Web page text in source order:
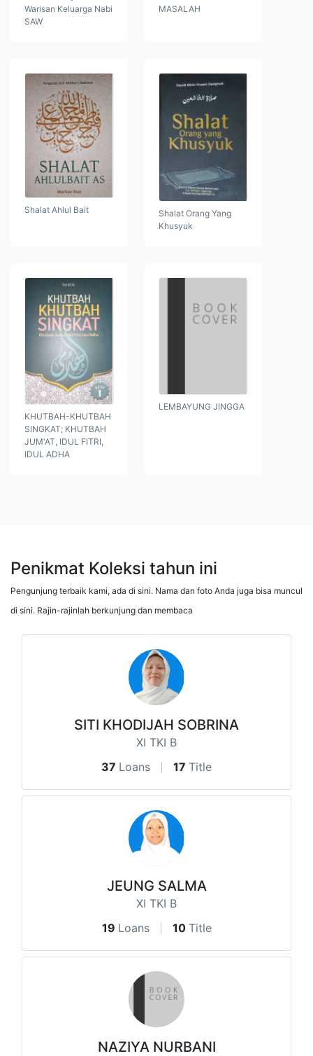
Warisan Keluarga Nabi
SAW
MASALAH
Shalat Ahlul Bait
Shalat Orang Yang
Khusyuk
KHUTBAH-KHUTBAH
SINGKAT; KHUTBAH
JUM'AT, IDUL FITRI,
IDUL ADHA
LEMBAYUNG JINGGA
Penikmat Koleksi tahun ini
Pengunjung terbaik kami, ada di sini. Nama dan foto Anda juga bisa muncul
di sini. Rajin-rajinlah berkunjung dan membaca
SITI KHODIJAH SOBRINA
XI TKI B
37 Loans 17 Title
JEUNG SALMA
XI TKI B
19 Loans 10 Title
NAZIYA NURBANI